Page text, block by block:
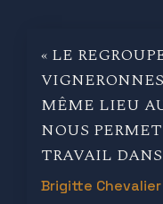
« LE
MÊME LIEU
NOUS
TRAVAIL
Brigitte Chevalier